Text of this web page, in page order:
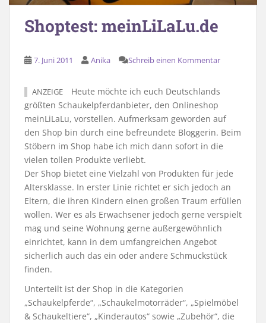
Shoptest: meinLiLaLu.de
7. Juni 2011 Anika Schreib einen Kommentar
ANZEIGE
Heute möchte ich euch Deutschlands
größten Schaukelpferdanbieter, den Onlineshop
meinLiLaLu, vorstellen. Aufmerksam geworden auf
den Shop bin durch eine befreundete Bloggerin. Beim
Stöbern im Shop habe ich mich dann sofort in die
vielen tollen Produkte verliebt.
Der Shop bietet eine Vielzahl von Produkten für jede
Altersklasse. In erster Linie richtet er sich jedoch an
Eltern, die ihren Kindern einen großen Traum erfüllen
wollen. Wer es als Erwachsener jedoch gerne verspielt
mag und seine Wohnung gerne außergewöhnlich
einrichtet, kann in dem umfangreichen Angebot
sicherlich auch das ein oder andere Schmuckstück
finden.
Unterteilt ist der Shop in die Kategorien
„Schaukelpferde“, „Schaukelmotorräder“, „Spielmöbel
& Schaukeltiere“, „Kinderautos“ sowie „Zubehör“, die